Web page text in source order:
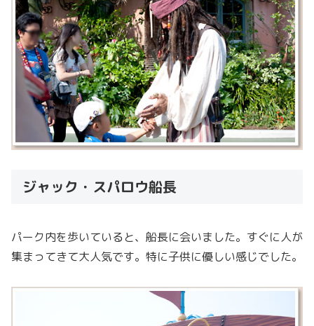
ジャック・スパロウ船長
パーク内を歩いていると、船長に会いました。すぐに人が
集まってきて大人気です。特に子供に優しい感じでした。